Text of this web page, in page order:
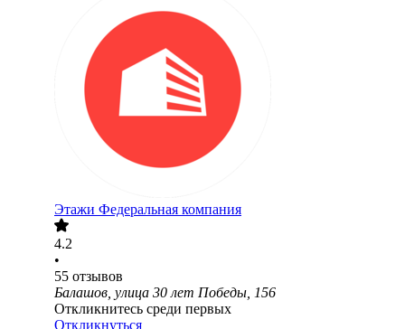
Этажи Федеральная компания
4.2
•
55 отзывов
Балашов, улица 30 лет Победы, 156
Откликнитесь среди первых
Откликнуться